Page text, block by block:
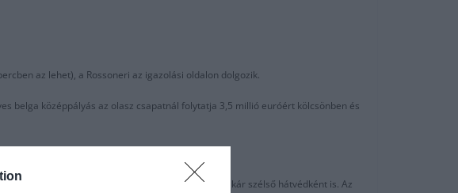
az lehet), a Rossoneri az igazolási oldalon dolgozik.
belga középpályás az olasz csapatnál folytatja 3,5 millió euróért kölcsönben és
a jobb oldalon, előrébb, középpályásként vagy akár szélső hátvédként is. Az